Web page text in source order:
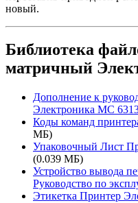
новый.
Библиотека
матричный
Дополнение к
Электроника МС
Коды команд
МБ)
Упаковочный Лист
(0.039 МБ)
Устройство вывода
Руководство по
Этикетка Принтер